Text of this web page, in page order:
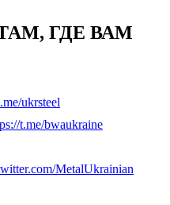
ГДЕ ВАМ
ukrsteel
t.me/bwaukraine
MetalUkrainian